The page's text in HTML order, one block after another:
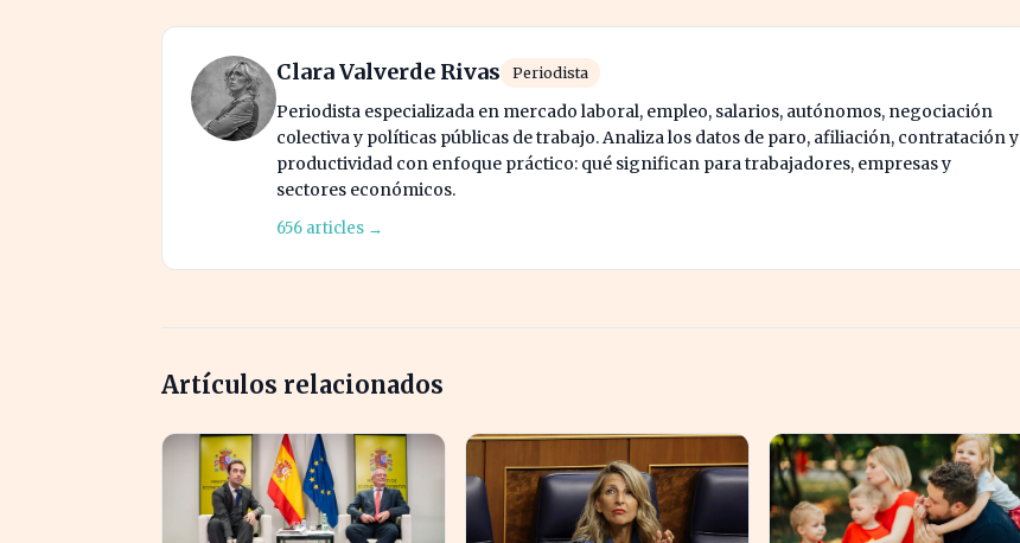
Clara Valverde Rivas Periodista
Periodista especializada en mercado laboral, empleo, salarios, autónomos, negociación
colectiva y políticas públicas de trabajo. Analiza los datos de paro, afiliación, contratación y
productividad con enfoque práctico: qué significan para trabajadores, empresas y
sectores económicos.
656 articles →
Artículos relacionados